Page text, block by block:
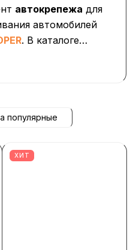
автокрепежа для
автомобилей
. В каталоге
и пластиковых
популярные
ХИТ